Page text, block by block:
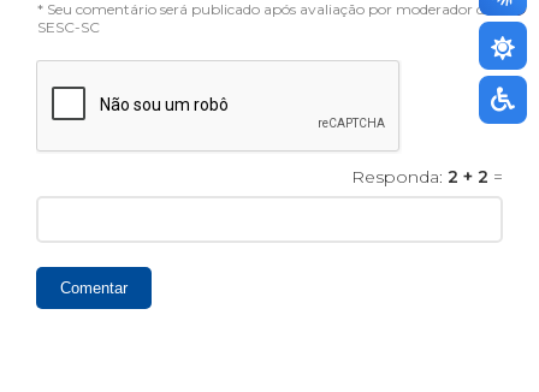
* Seu comentário será publicado após avaliação por moderador do
SESC-SC
Responda: 2 + 2 =
Comentar